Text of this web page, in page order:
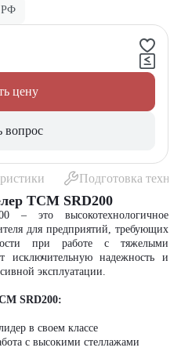
РФ
цену
вопрос
Подготовка
TCM SRD200
– это высокотехнологичное
для предприятий, требующих
при работе с тяжелыми
исключительную надежность и
эксплуатации.
SRD200:
в своем классе
с высокими стеллажами